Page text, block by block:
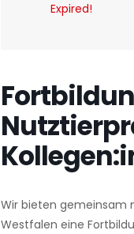
Expired!
Wir bieten gemeinsam
Westfalen eine